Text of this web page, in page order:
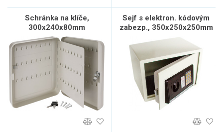
Schránka na klíče,
300x240x80mm
Sejf s elektron. kódovým
zabezp., 350x250x250mm